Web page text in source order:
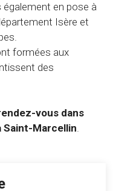
également en pose à
Isère et
formées aux
des
vous dans
Saint-Marcellin.